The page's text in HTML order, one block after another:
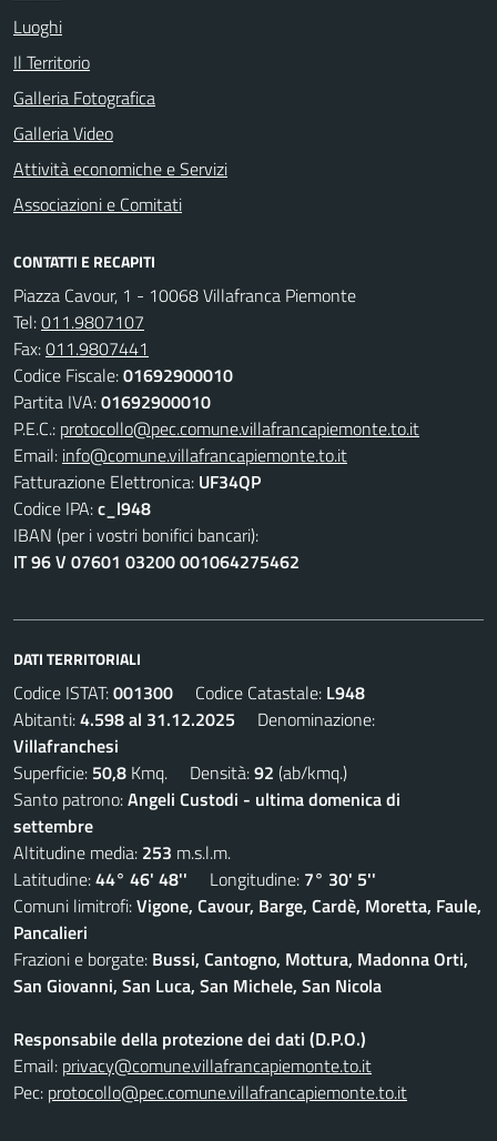
Luoghi
Il Territorio
Galleria Fotografica
Galleria Video
Attività economiche e Servizi
Associazioni e Comitati
CONTATTI E RECAPITI
Piazza Cavour, 1 - 10068 Villafranca Piemonte
Tel:011.9807107
Fax:011.9807441
Codice Fiscale:01692900010
Partita IVA:01692900010
P.E.C.: protocollo@pec.comune.villafrancapiemonte.to.it
Email: info@comune.villafrancapiemonte.to.it
Fatturazione Elettronica: UF34QP
Codice IPA:c_l948
IBAN (per i vostri bonifici bancari):
IT 96 V 07601 03200 001064275462
DATI TERRITORIALI
Codice ISTAT:001300 Codice Catastale: L948
Abitanti:4.598 al 31.12.2025 Denominazione:
Villafranchesi
Superficie: 50,8 Kmq. Densità:92 (ab/kmq.)
Santo patrono:Angeli Custodi - ultima domenica di
settembre
Altitudine media: 253 m.s.l.m.
Latitudine:44° 46' 48'' Longitudine: 7° 30' 5''
Comuni limitrofi:Vigone, Cavour, Barge, Cardè, Moretta, Faule,
Pancalieri
Frazioni e borgate: Bussi, Cantogno, Mottura, Madonna Orti,
San Giovanni, San Luca, San Michele, San Nicola
Responsabile della protezione dei dati (D.P.O.)
Email: privacy@comune.villafrancapiemonte.to.it
Pec: protocollo@pec.comune.villafrancapiemonte.to.it